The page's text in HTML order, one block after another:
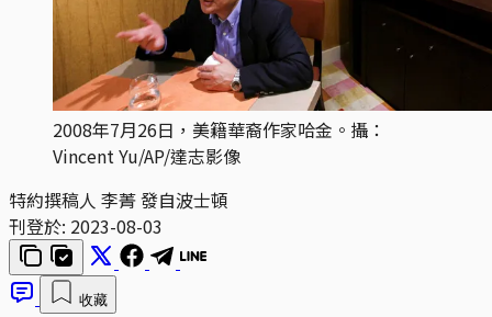
2008年7月26日，美籍華裔作家哈金。攝：
Vincent Yu/AP/達志影像
特約撰稿人 李菁 發自波士頓
刊登於: 2023-08-03
收藏